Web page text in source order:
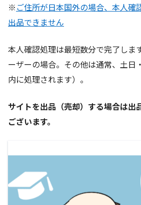
※ご住所が日本国外の場合、本人確
出品できません
本人確認処理は最短数分で完了しま
ーザーの場合。その他は通常、土日
内に処理されます）。
サイトを出品（売却）する場合は出
ございます。